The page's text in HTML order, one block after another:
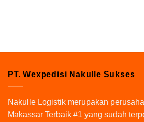
PT. Wexpedisi Nakulle Sukses
Nakulle Logistik merupakan
Makassar Terbaik #1 yang sudah